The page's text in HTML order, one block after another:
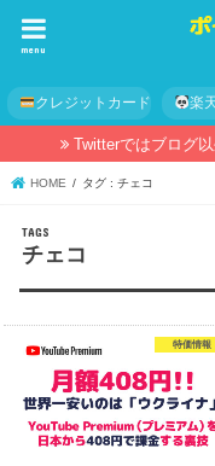
menu
クレジットカード 楽
Twitterではブログ
HOME タグ : チェコ
チェコ
特価情報